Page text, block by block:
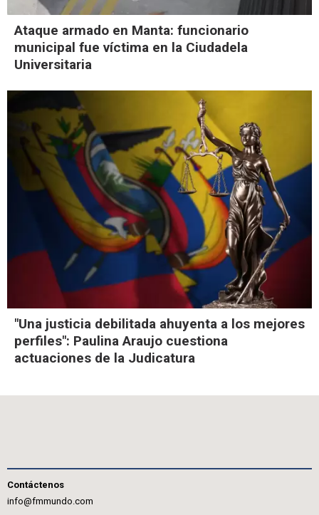
Ataque armado en Manta: funcionario
municipal fue víctima en la Ciudadela
Universitaria
"Una justicia debilitada ahuyenta a los mejores
perfiles": Paulina Araujo cuestiona
actuaciones de la Judicatura
Contáctenos
info@fmmundo.com